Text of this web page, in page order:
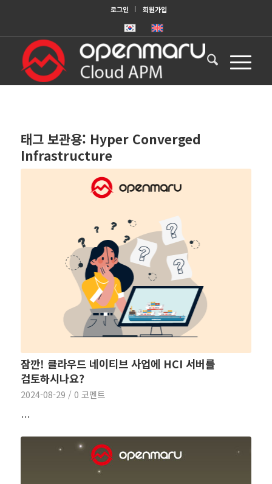
로그인 회원가입
태그 보관용: Hyper Converged
Infrastructure
잠깐! 클라우드 네이티브 사업에 HCI 서버를
검토하시나요?
2024-08-29 / 0 코멘트
…